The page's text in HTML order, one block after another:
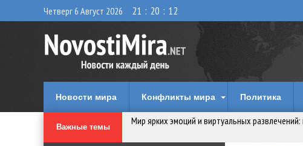
Четверг 6 Август 2026 21 : 20 : 12
Новости мира Конфликты мира Политика
Важные темы
Мир ярких эмоций и виртуальных
Что означает число судьбы в нумерологии